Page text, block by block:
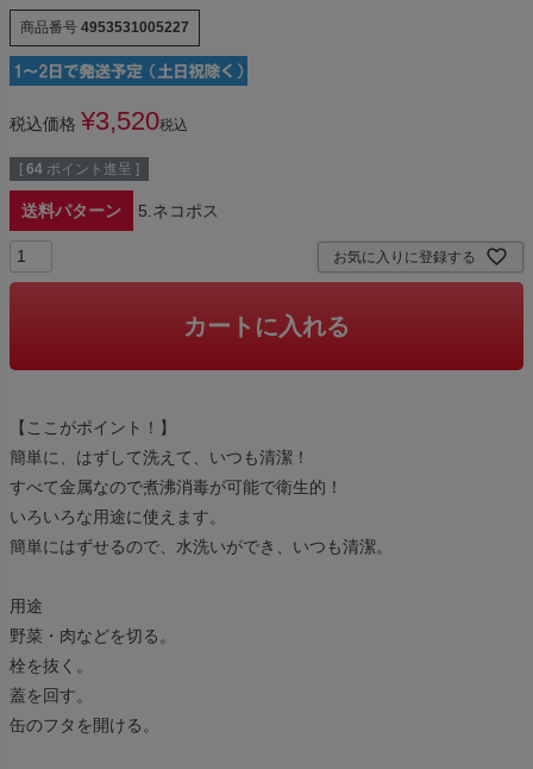
商品番号 4953531005227
税込価格 ¥3,520税込
[ 64 ポイント進呈 ]
送料パターン 5.ネコポス
お気に入りに登録する
カートに入れる
【ここがポイント！】
簡単に、はずして洗えて、いつも清潔！
すべて金属なので煮沸消毒が可能で衛生的！
いろいろな用途に使えます。
簡単にはずせるので、水洗いができ、いつも清潔。
用途
野菜・肉などを切る。
栓を抜く。
蓋を回す。
缶のフタを開ける。